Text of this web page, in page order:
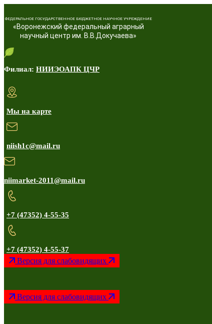
ФЕДЕРАЛЬНОЕ ГОСУДАРСТВЕННОЕ БЮДЖЕТНОЕ НАУЧНОЕ УЧРЕЖДЕНИЕ
«Воронежский федеральный аграрный
научный центр им. В.В.Докучаева»
Филиал: НИИЭОАПК ЦЧР
Мы на карте
niish1c@mail.ru
niimarket-2011@mail.ru
+7 (47352) 4-55-35
+7 (47352) 4-55-37
Версия для слабовидящих
Версия для слабовидящих